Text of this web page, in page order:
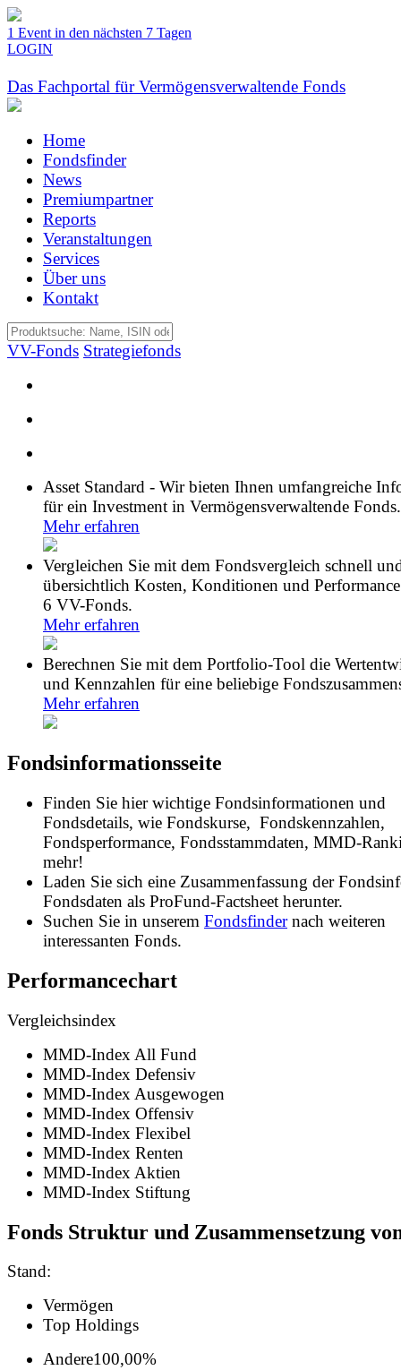
1 Event in den nächsten 7 Tagen
LOGIN
Das Fachportal für Vermögensverwaltende Fonds
Home
Fondsfinder
News
Premiumpartner
Reports
Veranstaltungen
Services
Über uns
Kontakt
VV-Fonds Strategiefonds
Asset Standard - Wir bieten Ihnen umfangreiche
für ein Investment in Vermögensverwaltende Fonds.
Mehr erfahren
Vergleichen Sie mit dem Fondsvergleich schnell
übersichtlich Kosten, Konditionen und
6 VV-Fonds.
Mehr erfahren
Berechnen Sie mit dem Portfolio-Tool die
und Kennzahlen für eine beliebige
Mehr erfahren
Fondsinformationsseite
Finden Sie hier wichtige Fondsinformationen und
Fondsdetails, wie Fondskurse, Fondskennzahlen,
Fondsperformance, Fondsstammdaten, MMD-
mehr!
Laden Sie sich eine Zusammenfassung der
Fondsdaten als ProFund-Factsheet herunter.
Suchen Sie in unserem Fondsfindernach weiteren
interessanten Fonds.
Performancechart
Vergleichsindex
MMD-Index All Fund
MMD-Index Defensiv
MMD-Index Ausgewogen
MMD-Index Offensiv
MMD-Index Flexibel
MMD-Index Renten
MMD-Index Aktien
MMD-Index Stiftung
Fonds Struktur und Zusammensetzung
Stand:
Vermögen
Top Holdings
Andere100,00%